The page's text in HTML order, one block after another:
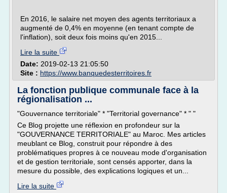
En 2016, le salaire net moyen des agents territoriaux a
augmenté de 0,4% en moyenne (en tenant compte de
l'inflation), soit deux fois moins qu'en 2015...
Lire la suite
Date: 2019-02-13 21:05:50
Site : https://www.banquedesterritoires.fr
La fonction publique communale face à la
régionalisation ...
"Gouvernance territoriale" * "Territorial governance" * " "
Ce Blog projette une réflexion en profondeur sur la
"GOUVERNANCE TERRITORIALE" au Maroc. Mes articles
meublant ce Blog, construit pour répondre à des
problématiques propres à ce nouveau mode d'organisation
et de gestion territoriale, sont censés apporter, dans la
mesure du possible, des explications logiques et un...
Lire la suite